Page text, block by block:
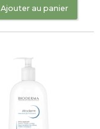
Ajouter au panier